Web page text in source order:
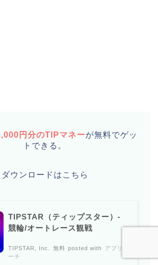
円分のTIPマネーが無料でゲッ
トできる。
ダウンロードはこちら
TIPSTAR（ティップスター）-
競輪/オートレース観戦
TIPSTAR, Inc. 無料 posted with
アプリ
ーチ